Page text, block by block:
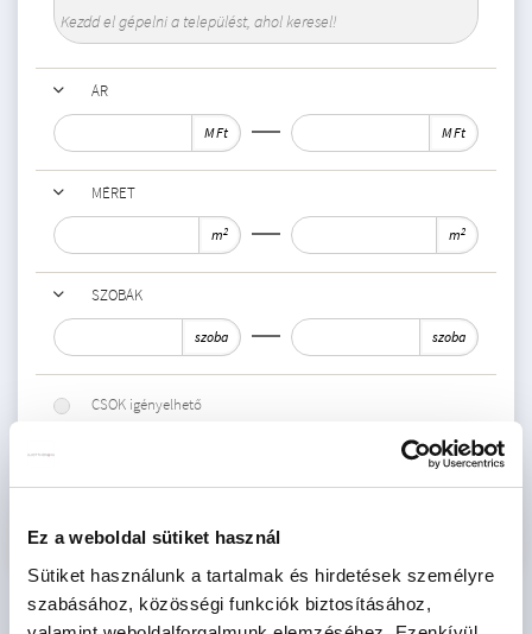
Ez a weboldal sütiket használ
Sütiket használunk a tartalmak és hirdetések személyre
szabásához, közösségi funkciók biztosításához,
ÁR
M Ft M Ft
MÉRET
m2 m2
SZOBÁK
szoba szoba
CSOK igényelhető